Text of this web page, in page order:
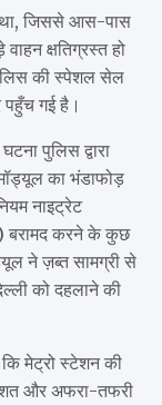
था, जिससे आस-पास
क्षतिग्रस्त हो
पुलिस की स्पेशल सेल
पहुँच गई है।
पुलिस द्वारा
का भंडाफोड़
नाइट्रेट
बरामद करने के कुछ
ने ज़ब्त सामग्री से
को दहलाने की
मेट्रो स्टेशन की
और अफरा-तफरी